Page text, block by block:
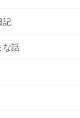
記
な話